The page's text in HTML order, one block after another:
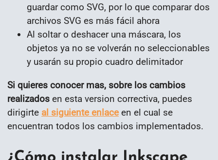
guardar como SVG, por lo que comparar dos
archivos SVG es más fácil ahora
Al soltar o deshacer una máscara, los
objetos ya no se volverán no seleccionables
y usarán su propio cuadro delimitador
Si quieres conocer mas, sobre los cambios
realizados en esta version correctiva, puedes
dirigirte al siguiente enlaceen el cual se
encuentran todos los cambios implementados.